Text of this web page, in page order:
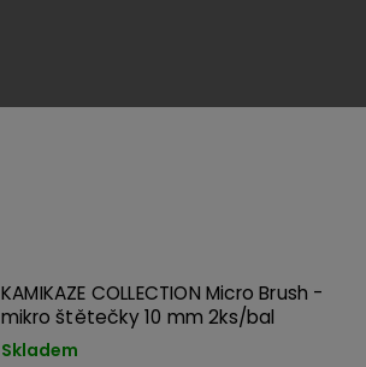
KAMIKAZE COLLECTION Micro Brush -
mikro štětečky 10 mm 2ks/bal
Skladem